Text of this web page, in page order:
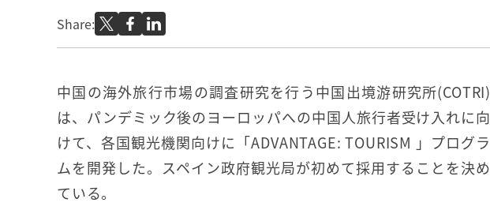
Share:
中国の海外旅行市場の調査研究を行う中国出境游研究所(COTRI)
は、パンデミック後のヨーロッパへの中国人旅行者受け入れに向
けて、各国観光機関向けに「ADVANTAGE: TOURISM 」プログラ
ムを開発した。スペイン政府観光局が初めて採用することを決め
ている。